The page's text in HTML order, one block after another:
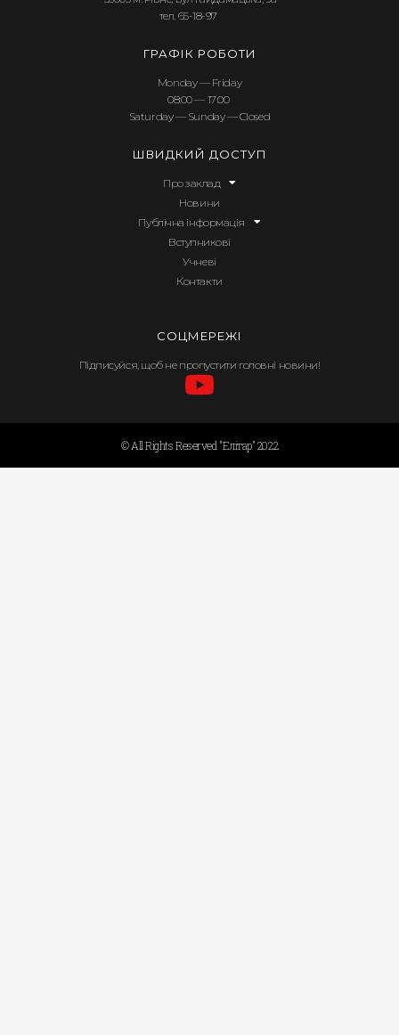
тел. 65-18-97
ГРАФІК РОБОТИ
Monday — Friday
08:00 — 17:00
Saturday — Sunday — Closed
ШВИДКИЙ ДОСТУП
Про заклад
Новини
Публічна інформація
Вступникові
Учневі
Контакти
СОЦМЕРЕЖІ
Підписуйся, щоб не пропустити головні новини!
© All Rights Reserved "Елітар" 2022